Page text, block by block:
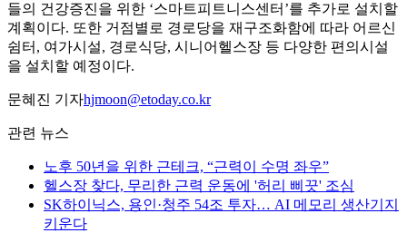
들의 건강증진을 위한 ‘스마트피트니스센터’를 추가로 설치할
계획이다. 또한 거점별로 경로당을 재구조화함에 따라 어르신
쉼터, 여가시설, 경로식당, 시니어헬스장 등 다양한 편의시설
을 설치할 예정이다.
문혜진 기자hjmoon@etoday.co.kr
관련 뉴스
노후 50년을 위한 근테크, “근력이 수명 좌우”
헬스장 찾다, 무리한 근력 운동에 '허리 삐끗' 조심
SK하이닉스, 용인·청주 54조 투자… AI 메모리 생산기지
키운다